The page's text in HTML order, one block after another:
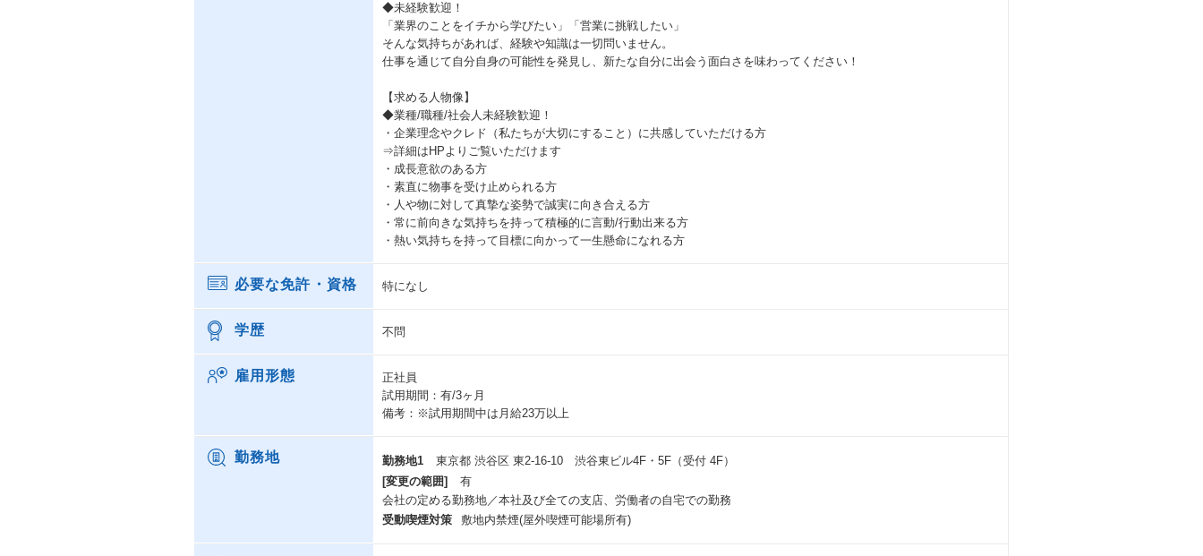
◆未経験歓迎！
「業界のことをイチから学びたい」「営業に挑戦したい」
そんな気持ちがあれば、経験や知識は一切問いません。
仕事を通じて自分自身の可能性を発見し、新たな自分に出会う面白さを味わってください！
【求める人物像】
◆業種/職種/社会人未経験歓迎！
・企業理念やクレド（私たちが大切にすること）に共感していただける方
⇒詳細はHPよりご覧いただけます
・成長意欲のある方
・素直に物事を受け止められる方
・人や物に対して真摯な姿勢で誠実に向き合える方
・常に前向きな気持ちを持って積極的に言動/行動出来る方
・熱い気持ちを持って目標に向かって一生懸命になれる方
必要な免許・資格 特になし
学歴 不問
雇用形態
正社員
試用期間：有/3ヶ月
備考：※試用期間中は月給23万以上
勤務地 勤務地1
東京都 渋谷区 東2-16-10 渋谷東ビル4F・5F（受付 4F）
[変更の範囲]
有
会社の定める勤務地／本社及び全ての支店、労働者の自宅での勤務
受動喫煙対策
敷地内禁煙(屋外喫煙可能場所有)